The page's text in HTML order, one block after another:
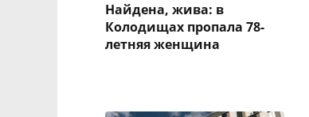
Найдена, жива: в
Колодищах пропала 78-
летняя женщина